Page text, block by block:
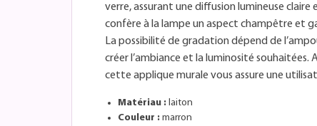
verre, assurant une diffusion lumineuse
confère à la lampe un aspect champêtre et
La possibilité de gradation dépend de
créer l’ambiance et la luminosité souhaitées.
cette applique murale vous assure une
Matériau : laiton
Couleur : marron